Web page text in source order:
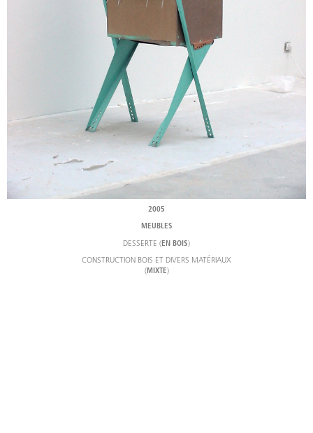
2005
MEUBLES
DESSERTE (EN BOIS)
CONSTRUCTION BOIS ET DIVERS MATÉRIAUX
(MIXTE)